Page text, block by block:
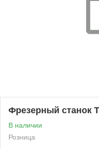
Фрезерный станок
В наличии
Розница